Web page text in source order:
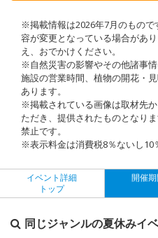
※掲載情報は2026年7月のもの
容が変更となっている場合があ
え、おでかけください。
※自然災害の影響やその他諸事情
施設の営業時間、植物の開花・
あります。
※掲載されている画像は取材先
ただき、提供されたものとなり
禁止です。
※表示料金は消費税8％ないし10
イベント詳細
トップ
開催
同じジャンルの夏休みイ